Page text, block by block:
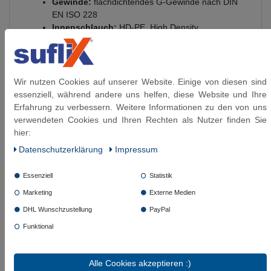
Gewinde: flachdichtendes G-Gewinde nach DIN
EN ISO 228
Innenschlauch:HD-PE, High Density
Polyethylen
Anschlüsse:
Betriebsdruck:
Temperaturbereich:-15 °C bis +90 °C
DVGW-Angabe Trinkwasser:
max. +70 °C
Verwendung:Leitungswasser bei
Raumtemperatur und Kühlwasser mit
Materialien gemäß KTW-A / W270
Medienbeständigkeit
Leitungswasser bei Raumtemperatur,
Kühlwasser mit Glykolbeimischung bis max. 50 %
Nicht geeignet:
Schutzgase wie CO₂ oder Argon, Säuren und
Wir nutzen Cookies auf unserer Website. Einige von diesen sind
essenziell, während andere uns helfen, diese Website und Ihre
Erfahrung zu verbessern. Weitere Informationen zu den von uns
verwendeten Cookies und Ihren Rechten als Nutzer finden Sie
hier:
Daten­schutz­erklärung
Impressum
Essenziell Statistik
Marketing Externe Medien
DHL Wunschzustellung PayPal
Funktional
Alle Cookies akzeptieren :)